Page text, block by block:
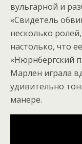
вульгарной и
«Свидетель
несколько
настолько, что
«Нюрнбергский
Марлен играла
удивительно
манере.